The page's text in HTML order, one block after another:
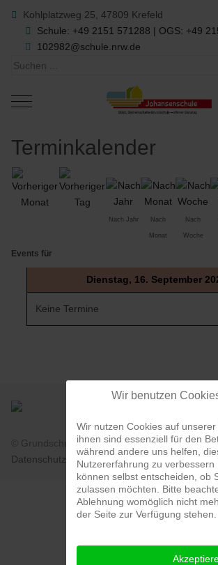
Kohlplatzweg 25, 47809 Krefeld
Schule: +49 2151 571288 | OGS: +49
102982@schule.nrw.de
Mobile Menu Toggle
Terminkalender
Nach Jahr Nach
Monat
Nach
Woche
Events für
Dienstag, 16. September
Keine Termine
© Grundschule Johansenschule Krefeld 2026
Datenschutz
Login
Wir benutzen
Wir nutzen Cookies auf
ihnen sind essenziell für den
während andere uns helfen,
Nutzererfahrung zu
können selbst entscheiden, ob
zulassen möchten. Bitte
Ablehnung womöglich nicht
der Seite zur Verfügung stehen.